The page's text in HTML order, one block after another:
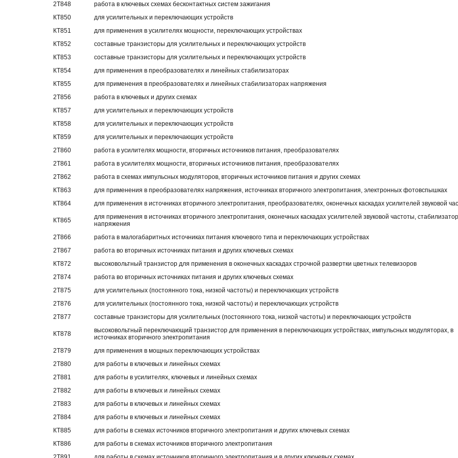
2Т848
работа в ключевых схемах бесконтактных систем зажигания
КТ850
для усилительных и переключающих устройств
КТ851
для применения в усилителях мощности, переключающих устройствах
КТ852
составные транзисторы для усилительных и переключающих устройств
КТ853
составные транзисторы для усилительных и переключающих устройств
КТ854
для применения в преобразователях и линейных стабилизаторах
КТ855
для применения в преобразователях и линейных стабилизаторах напряжения
2Т856
работа в ключевых и других схемах
КТ857
для усилительных и переключающих устройств
КТ858
для усилительных и переключающих устройств
КТ859
для усилительных и переключающих устройств
2Т860
работа в усилителях мощности, вторичных источников питания, преобразователях
2Т861
работа в усилителях мощности, вторичных источников питания, преобразователях
2Т862
работа в схемах импульсных модуляторов, вторичных источников питания и других схемах
КТ863
для применения в преобразователях напряжения, источниках вторичного электропитания, электронных фотовспышках
КТ864
для применения в источниках вторичного электропитания, преобразователях, оконечных каскадах усилителей звуковой
КТ865
для применения в источниках вторичного электропитания, оконечных каскадах усилителей звуковой частоты,
напряжения
2Т866
работа в малогабаритных источниках питания ключевого типа и переключающих устройствах
2Т867
работа во вторичных источниках питания и других ключевых схемах
КТ872
высоковольтный транзистор для применения в оконечных каскадах строчной развертки цветных телевизоров
2Т874
работа во вторичных источниках питания и других ключевых схемах
2Т875
для усилительных (постоянного тока, низкой частоты) и переключающих устройств
2Т876
для усилительных (постоянного тока, низкой частоты) и переключающих устройств
2Т877
составные транзисторы для усилительных (постоянного тока, низкой частоты) и переключающих устройств
КТ878
высоковольтный переключающий транзистор для применения в переключающих устройствах, импульсных модуляторах, в
источниках вторичного электропитания
2Т879
для применения в мощных переключающих устройствах
2Т880
для работы в ключевых и линейных схемах
2Т881
для работы в усилителях, ключевых и линейных схемах
2Т882
для работы в ключевых и линейных схемах
2Т883
для работы в ключевых и линейных схемах
2Т884
для работы в ключевых и линейных схемах
КТ885
для работы в схемах источников вторичного электропитания и других ключевых схемах
КТ886
для работы в схемах источников вторичного электропитания